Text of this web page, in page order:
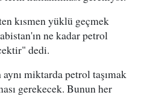
kısmen yüklü geçmek
ne kadar petrol
dedi.
miktarda petrol taşımak
gerekecek. Bunun her